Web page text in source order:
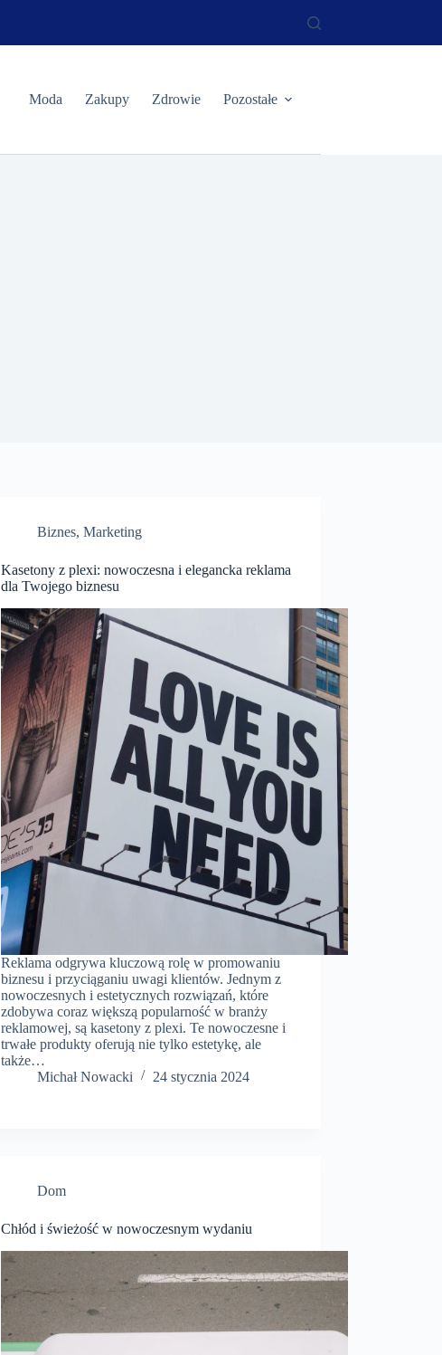
Moda Zakupy Zdrowie Pozostałe
Biznes,Marketing
Kasetony z plexi: nowoczesna i elegancka reklama
dla Twojego biznesu
Reklama odgrywa kluczową rolę w promowaniu
biznesu i przyciąganiu uwagi klientów. Jednym z
nowoczesnych i estetycznych rozwiązań, które
zdobywa coraz większą popularność w branży
reklamowej, są kasetony z plexi. Te nowoczesne i
trwałe produkty oferują nie tylko estetykę, ale
także…
​Michał Nowacki
24 stycznia 2024
Dom
Chłód i świeżość w nowoczesnym wydaniu